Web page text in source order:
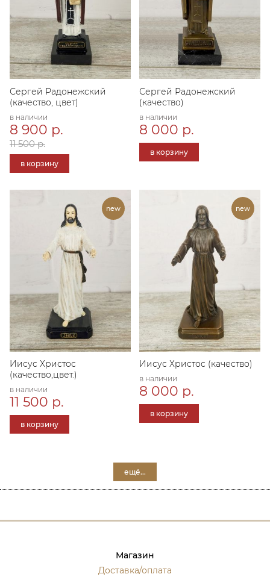
Сергей Радонежский
(качество, цвет)
в наличии
8 900 р.
11 500 р.
в корзину
Сергей Радонежский
(качество)
в наличии
8 000 р.
в корзину
Иисус Христос
(качество,цвет.)
в наличии
11 500 р.
в корзину
Иисус Христос (качество)
в наличии
8 000 р.
в корзину
ещё...
Магазин
Доставка/оплата